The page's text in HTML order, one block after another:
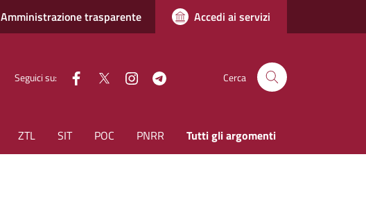
Amministrazione trasparente Accedi ai servizi
Seguici su: facebook
Twitter instagram Cerca
ZTL SIT POC PNRR Tutti gli argomenti